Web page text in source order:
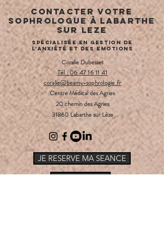
🤗
Contacter votre
sophrologue à labarthe
sur leze
Spécialisée en gestion de
l'anxiété et des emotions
Coralie Dubesset
Tél : 06 47 16 11 41
coralie​@beamy-sophrologie.fr
Centre Médical des Agries
20 chemin des Agries
31860 Labarthe sur Lèze
JE RESERVE MA SEANCE
NEWSLETTER